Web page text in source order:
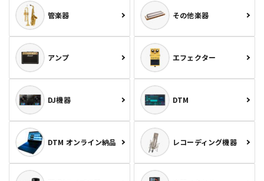
管楽器 その他楽器
アンプ エフェクター
DJ機器 DTM
DTM オンライン納品 レコーディング機器